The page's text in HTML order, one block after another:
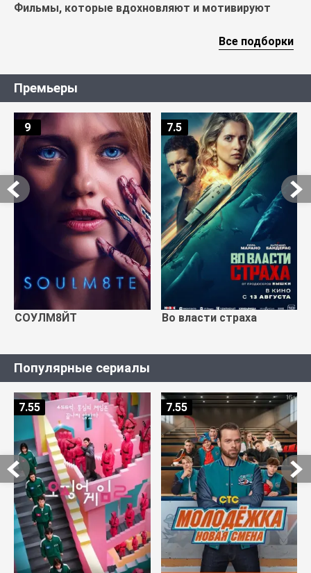
Фильмы, которые вдохновляют и мотивируют
Все подборки
Премьеры
СОУЛМ8ЙТ
9
Во власти страха
7.5
Популярные сериалы
7.55 7.55